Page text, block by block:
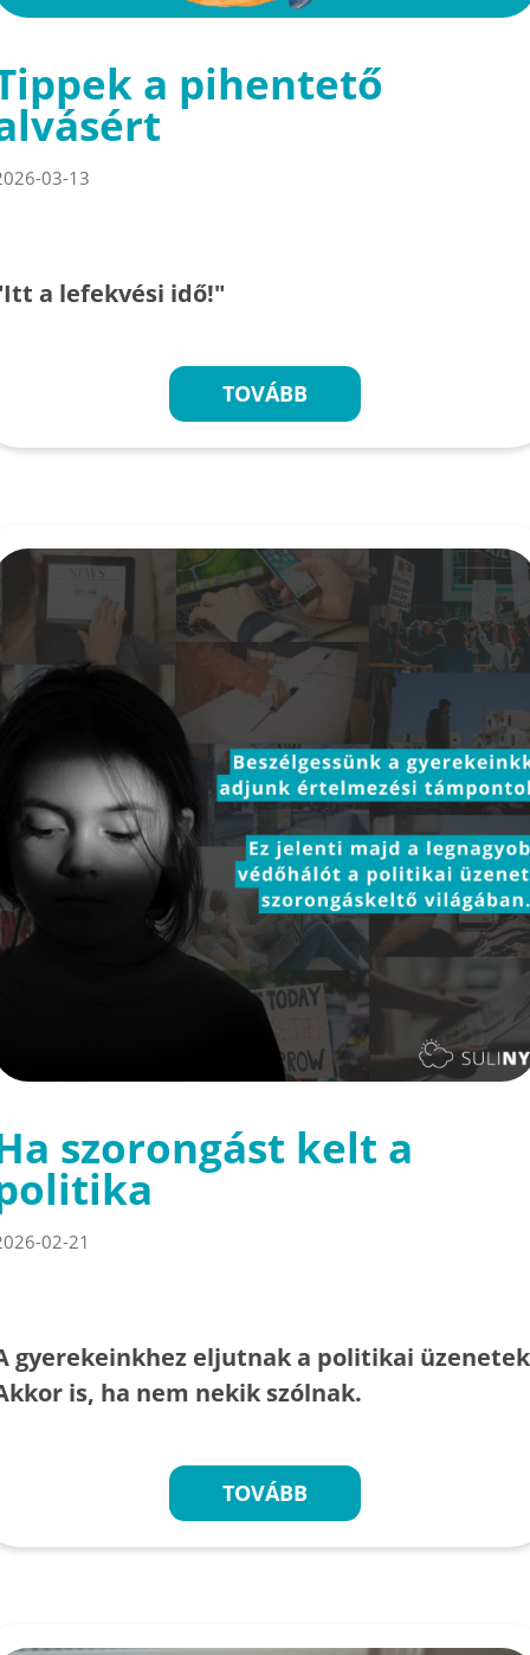
a pihentető
03-13
a lefekvési idő!"
TOVÁBB
szorongást kelt a
02-21
gyerekeinkhez eljutnak a politikai
is, ha nem nekik szólnak.
TOVÁBB